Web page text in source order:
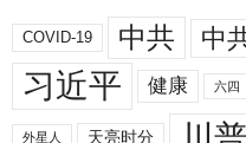
COVID-19 中共 中
习近平 健康 六四
外星人 天亮时分